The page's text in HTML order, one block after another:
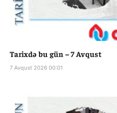
Tarixdə bu gün – 7 Avqust
7 Avqust 2026 00:01